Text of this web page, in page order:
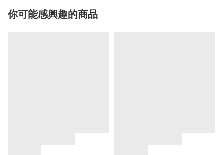
你可能感興趣的商品